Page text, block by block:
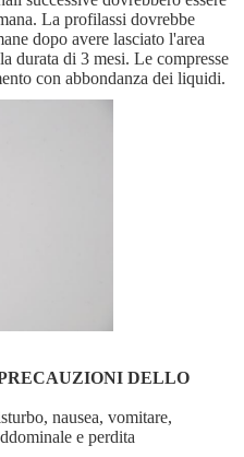
La profilassi dovrebbe
dopo avere lasciato l'area
durata di 3 mesi. Le compresse
con abbondanza dei liquidi.
DELLO
nausea, vomitare,
e perdita